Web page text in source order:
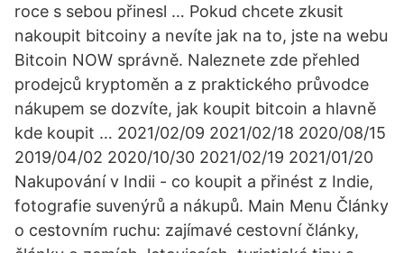
roce s sebou přinesl … Pokud chcete zkusit
nakoupit bitcoiny a nevíte jak na to, jste na webu
Bitcoin NOW správně. Naleznete zde přehled
prodejců kryptoměn a z praktického průvodce
nákupem se dozvíte, jak koupit bitcoin a hlavně
kde koupit … 2021/02/09 2021/02/18 2020/08/15
2019/04/02 2020/10/30 2021/02/19 2021/01/20
Nakupování v Indii - co koupit a přinést z Indie,
fotografie suvenýrů a nákupů. Main Menu Články
o cestovním ruchu: zajímavé cestovní články,